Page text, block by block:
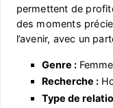
permettent de
des moments
l’avenir, avec un
Genre :Femme
Recherche :
Type de